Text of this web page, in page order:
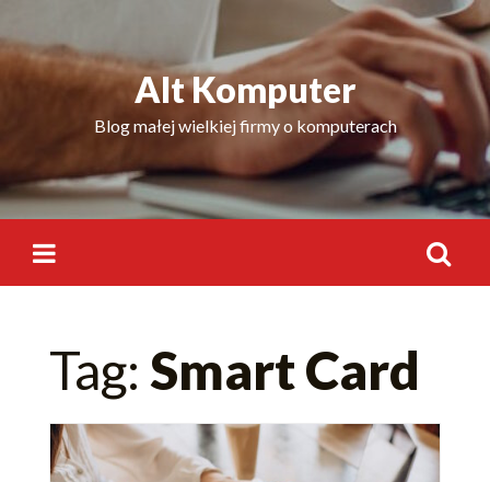
to
content
Alt Komputer
Blog małej wielkiej firmy o komputerach
Tag: Smart Card